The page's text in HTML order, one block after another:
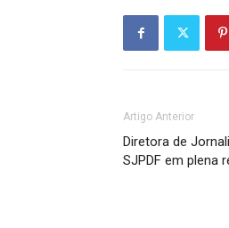
Artigo Anterior
Diretora de
SJPDF em plena